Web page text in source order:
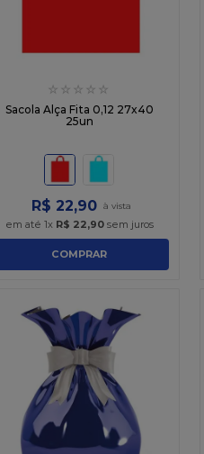
☆ ☆ ☆ ☆ ☆
Sacola Alça Fita 0,12 27x40
25un
R$ 22,90
em até 1x R$ 22,90sem juros
COMPRAR